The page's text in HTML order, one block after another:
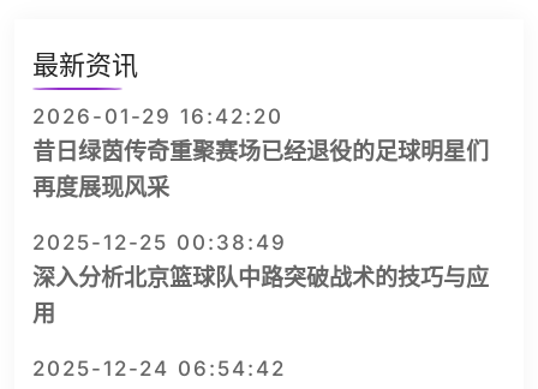
最新资讯
2026-01-29 16:42:20
昔日绿茵传奇重聚赛场已经退役的足球明星们
再度展现风采
2025-12-25 00:38:49
深入分析北京篮球队中路突破战术的技巧与应
用
2025-12-24 06:54:42